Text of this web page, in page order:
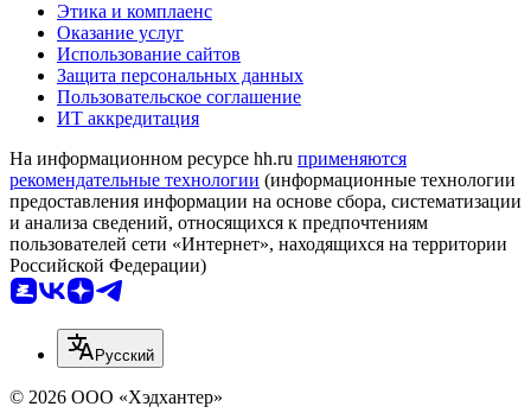
Этика и комплаенс
Оказание услуг
Использование сайтов
Защита персональных данных
Пользовательское соглашение
ИТ аккредитация
На информационном ресурсе hh.ru применяются
рекомендательные технологии (информационные технологии
предоставления информации на основе сбора, систематизации
и анализа сведений, относящихся к предпочтениям
пользователей сети «Интернет», находящихся на территории
Российской Федерации)
Русский
© 2026 ООО «Хэдхантер»